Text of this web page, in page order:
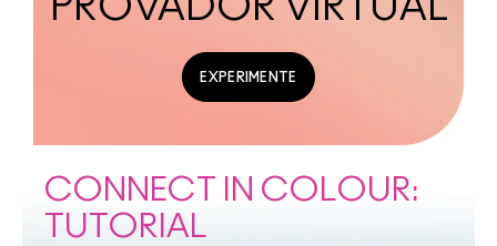
EXPERIMENTE
CONNECT IN COLOUR:
TUTORIAL